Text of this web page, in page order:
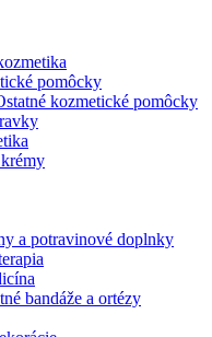
pomôcky
kozmetické pomôcky
a potravinové doplnky
bandáže a ortézy